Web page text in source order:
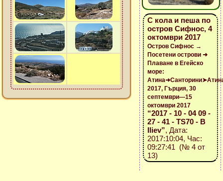
С кола и пеша по
остров Сифнос, 4
октомври 2017
Остров Сифнос →
Посетени острови ➜
Плаване в Егейско
море:
2017, Гърция, 30
септември—15
октомври 2017
“2017 - 10 - 04 09 -
27 - 41 - TS70 - B
Iliev”, Дата:
2017:10:04, Час:
09:27:41 (№ 4 от
13)